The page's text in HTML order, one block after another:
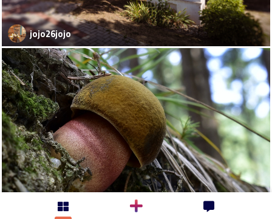
jojo26jojo
kosaristan-milan